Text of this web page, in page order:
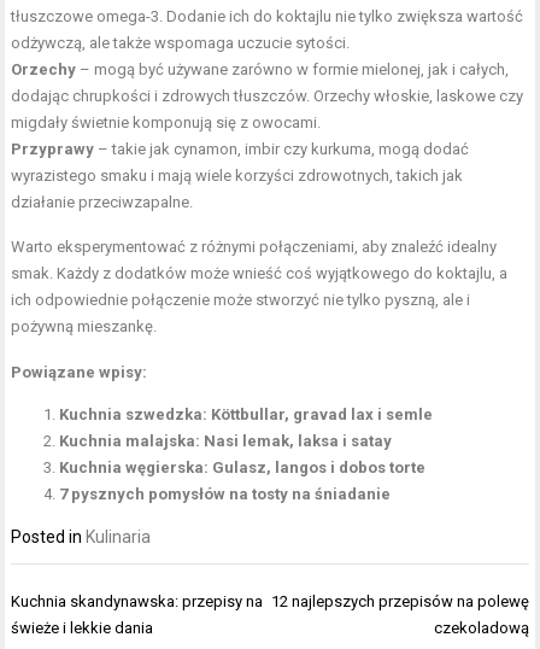
tłuszczowe omega-3. Dodanie ich do koktajlu nie tylko zwiększa wartość
odżywczą, ale także wspomaga uczucie sytości.
Orzechy – mogą być używane zarówno w formie mielonej, jak i całych,
dodając chrupkości i zdrowych tłuszczów. Orzechy włoskie, laskowe czy
migdały świetnie komponują się z owocami.
Przyprawy – takie jak cynamon, imbir czy kurkuma, mogą dodać
wyrazistego smaku i mają wiele korzyści zdrowotnych, takich jak
działanie przeciwzapalne.
Warto eksperymentować z różnymi połączeniami, aby znaleźć idealny
smak. Każdy z dodatków może wnieść coś wyjątkowego do koktajlu, a
ich odpowiednie połączenie może stworzyć nie tylko pyszną, ale i
pożywną mieszankę.
Powiązane wpisy:
Kuchnia szwedzka: Köttbullar, gravad lax i semle
Kuchnia malajska: Nasi lemak, laksa i satay
Kuchnia węgierska: Gulasz, langos i dobos torte
7 pysznych pomysłów na tosty na śniadanie
Posted in Kulinaria
Nawigacja
wpisu
Kuchnia skandynawska: przepisy na
świeże i lekkie dania
12 najlepszych przepisów na polewę
czekoladową